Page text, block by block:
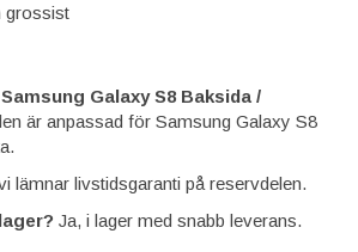
grossist
Galaxy S8 Baksida /
är anpassad för Samsung Galaxy S8
lämnar livstidsgaranti på reservdelen.
Ja, i lager med snabb leverans.